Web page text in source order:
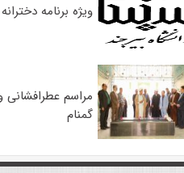
ویژه برنامه
مراسم عطرافشانی
گمنام